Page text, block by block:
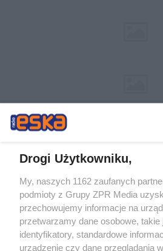
Żaden utwór zamieszczony w serwisie nie
rozpowszechniany lub dalej
tym także elektroniczny lub mechaniczny)
eksploatacji w jakiejkolwiek formie,
Internecie bez pisemnej zgody właściciela
wykorzystanie utworów w całości lub w
tzn. bez właściwej zgody, jest zabronione
Drogi Użytkowniku,
My, naszych 1162 zaufanych
podmioty z Grupy ZPR Media
przechowujemy informacje na
przetwarzamy dane osobowe, takie
identyfikatory, standardowe
urządzenie czy dane przeglądania